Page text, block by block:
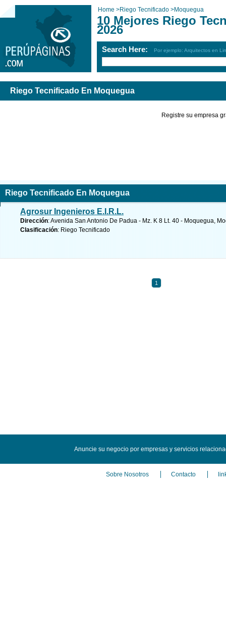
Home >Riego Tecnificado >Moquegua
10 Mejores Riego
2026
Search Here: Por ejemplo: Arquitectos en
Riego Tecnificado En Moquegua
Registre su empresa
Riego Tecnificado En Moquegua
Agrosur Ingenieros E.I.R.L.
Dirección: Avenida San Antonio De Padua - Mz. K 8 Lt. 40 - Moquegua,
Clasificación: Riego Tecnificado
1
Anuncie su negocio por empresas y servicios
Sobre Nosotros Contacto